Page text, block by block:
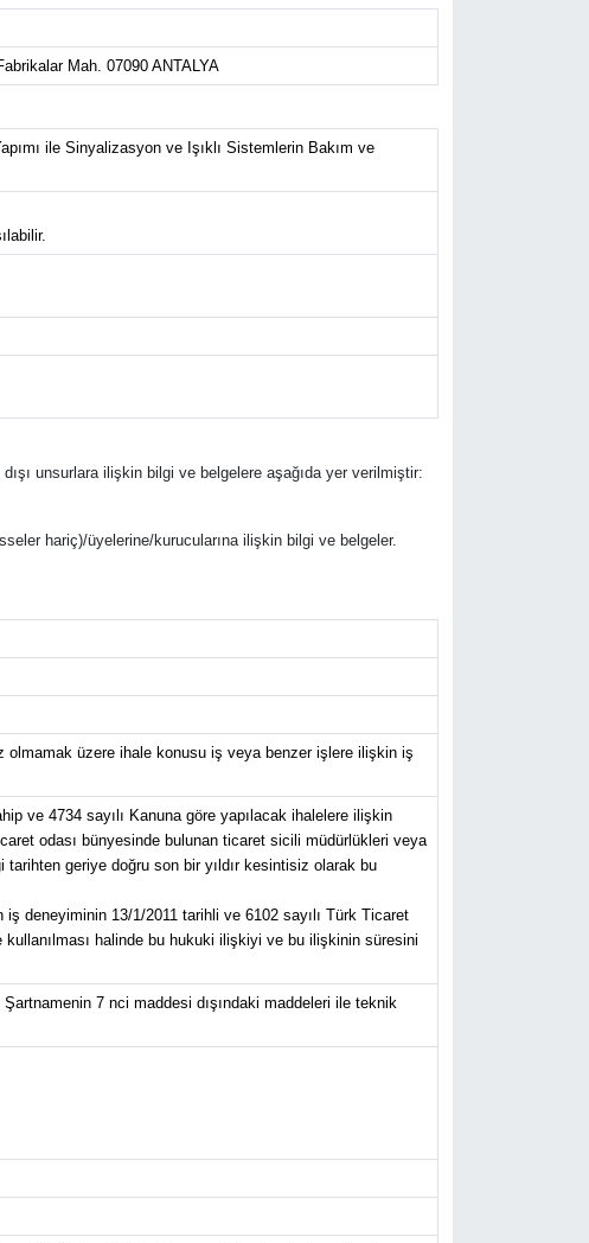
Mah. 07090 ANTALYA
ile Sinyalizasyon ve Işıklı Sistemlerin Bakım ve
unsurlara ilişkin bilgi ve belgelere aşağıda yer verilmiştir:
hariç)/üyelerine/kurucularına ilişkin bilgi ve belgeler.
olmamak üzere ihale konusu iş veya benzer işlere ilişkin iş
ve 4734 sayılı Kanuna göre yapılacak ihalelere ilişkin
odası bünyesinde bulunan ticaret sicili müdürlükleri veya
geriye doğru son bir yıldır kesintisiz olarak bu
iş deneyiminin 13/1/2011 tarihli ve 6102 sayılı Türk Ticaret
halinde bu hukuki ilişkiyi ve bu ilişkinin süresini
7 nci maddesi dışındaki maddeleri ile teknik